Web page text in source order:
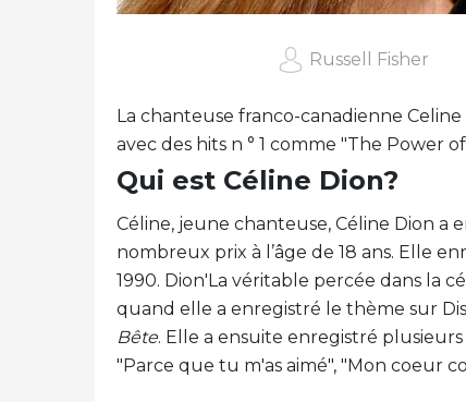
Russell Fisher
La chanteuse franco-canadienne
avec des hits n ° 1 comme "The Power
Qui est Céline Dion?
Céline, jeune chanteuse, Céline Dion
nombreux prix à l’âge de 18 ans. Elle
1990. Dion'La véritable percée dans la
quand elle a enregistré le thème sur
Bête. Elle a ensuite enregistré
"Parce que tu m'as aimé", "Mon coeur